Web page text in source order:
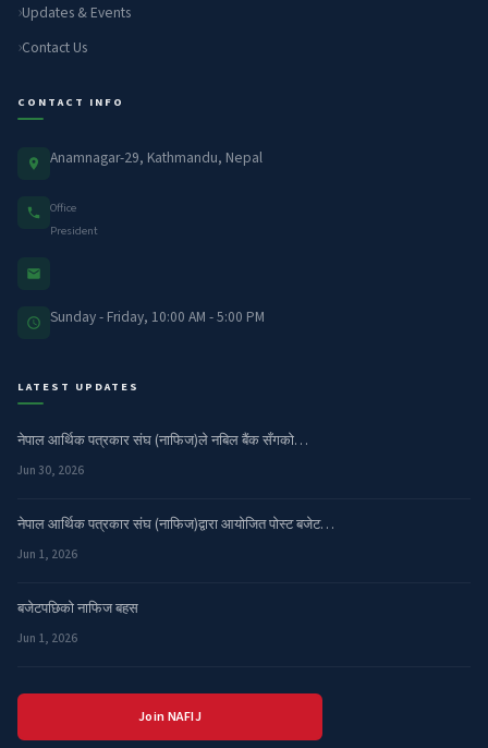
Updates & Events
Contact Us
CONTACT INFO
Anamnagar-29, Kathmandu, Nepal
Office
President
Sunday - Friday, 10:00 AM - 5:00 PM
LATEST UPDATES
नेपाल आर्थिक पत्रकार संघ (नाफिज)ले नबिल बैंक सँगको…
Jun 30, 2026
नेपाल आर्थिक पत्रकार संघ (नाफिज)द्वारा आयोजित पोस्ट बजेट…
Jun 1, 2026
बजेटपछिको नाफिज बहस
Jun 1, 2026
Join NAFIJ